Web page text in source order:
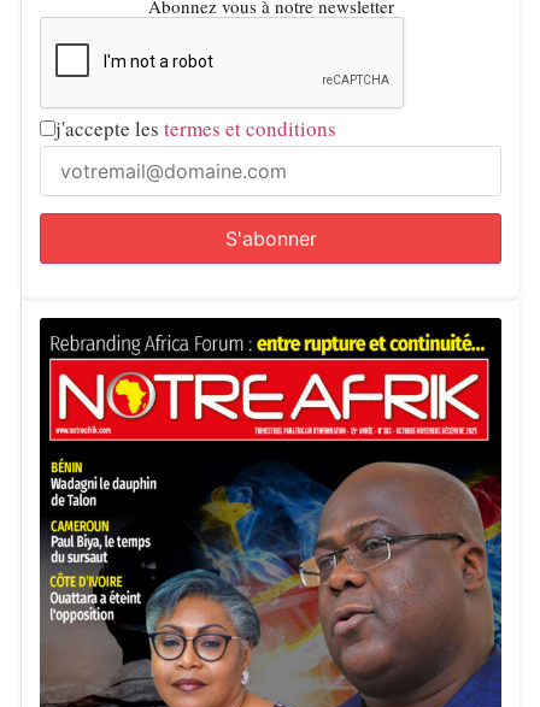
Abonnez vous à notre newsletter
j'accepte les termes et conditions